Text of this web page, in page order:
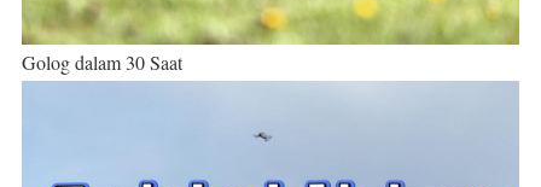
Golog dalam 30 Saat